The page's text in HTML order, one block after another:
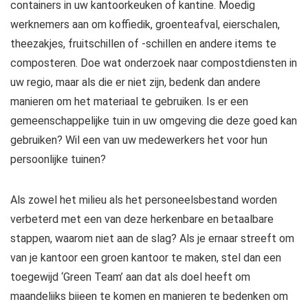
containers in uw kantoorkeuken of kantine. Moedig
werknemers aan om koffiedik, groenteafval, eierschalen,
theezakjes, fruitschillen of -schillen en andere items te
composteren. Doe wat onderzoek naar compostdiensten in
uw regio, maar als die er niet zijn, bedenk dan andere
manieren om het materiaal te gebruiken. Is er een
gemeenschappelijke tuin in uw omgeving die deze goed kan
gebruiken? Wil een van uw medewerkers het voor hun
persoonlijke tuinen?
Als zowel het milieu als het personeelsbestand worden
verbeterd met een van deze herkenbare en betaalbare
stappen, waarom niet aan de slag? Als je ernaar streeft om
van je kantoor een groen kantoor te maken, stel dan een
toegewijd ‘Green Team’ aan dat als doel heeft om
maandelijks bijeen te komen en manieren te bedenken om